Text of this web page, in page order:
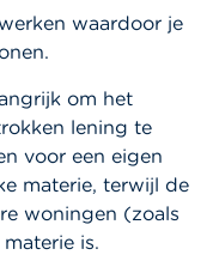
waardoor je
om het
lening te
voor een eigen
materie, terwijl de
woningen (zoals
is.